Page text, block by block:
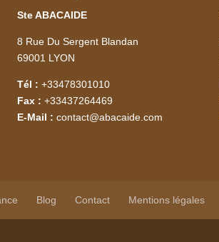
Ste ABACAIDE
8 Rue Du Sergent Blandan
69001 LYON
Tél : +33478301010
Fax : +33437264469
E-Mail : contact@abacaide.com
Blog Contact Mentions légales